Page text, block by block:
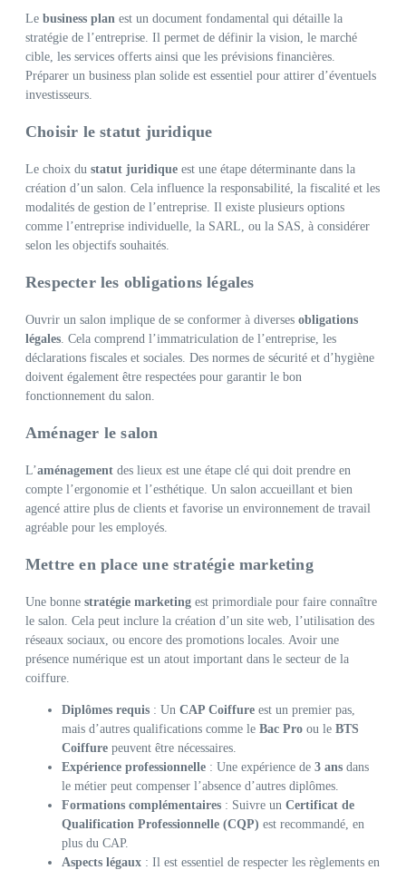
Le business plan est un document fondamental qui détaille la
stratégie de l’entreprise. Il permet de définir la vision, le marché
cible, les services offerts ainsi que les prévisions financières.
Préparer un business plan solide est essentiel pour attirer d’éventuels
investisseurs.
Choisir le statut juridique
Le choix du statut juridique est une étape déterminante dans la
création d’un salon. Cela influence la responsabilité, la fiscalité et les
modalités de gestion de l’entreprise. Il existe plusieurs options
comme l’entreprise individuelle, la SARL, ou la SAS, à considérer
selon les objectifs souhaités.
Respecter les obligations légales
Ouvrir un salon implique de se conformer à diverses obligations
légales. Cela comprend l’immatriculation de l’entreprise, les
déclarations fiscales et sociales. Des normes de sécurité et d’hygiène
doivent également être respectées pour garantir le bon
fonctionnement du salon.
Aménager le salon
L’aménagement des lieux est une étape clé qui doit prendre en
compte l’ergonomie et l’esthétique. Un salon accueillant et bien
agencé attire plus de clients et favorise un environnement de travail
agréable pour les employés.
Mettre en place une stratégie marketing
Une bonne stratégie marketing est primordiale pour faire connaître
le salon. Cela peut inclure la création d’un site web, l’utilisation des
réseaux sociaux, ou encore des promotions locales. Avoir une
présence numérique est un atout important dans le secteur de la
coiffure.
Diplômes requis : Un CAP Coiffure est un premier pas,
mais d’autres qualifications comme le Bac Pro ou le BTS
Coiffure peuvent être nécessaires.
Expérience professionnelle : Une expérience de 3 ans dans
le métier peut compenser l’absence d’autres diplômes.
Formations complémentaires : Suivre un Certificat de
Qualification Professionnelle (CQP) est recommandé, en
plus du CAP.
Aspects légaux : Il est essentiel de respecter les règlements en